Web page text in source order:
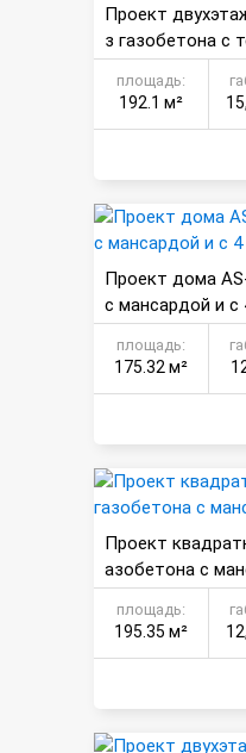
Проект
з газобетона с
для
площадь:
192.1 м²
Проект дома
с мансардой и с
площадь:
175.32 м²
Проект
азобетона с
площадь:
195.35 м²